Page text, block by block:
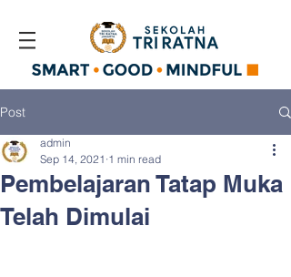
Post
Pembelajaran Tatap Muka
Telah Dimulai
admin
Sep 14, 2021 1 min read